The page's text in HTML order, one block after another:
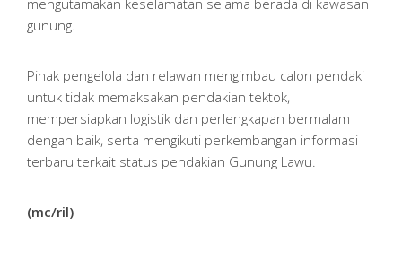
gunung.
Pihak pengelola dan relawan mengimbau calon pendaki
untuk tidak memaksakan pendakian tektok,
mempersiapkan logistik dan perlengkapan bermalam
dengan baik, serta mengikuti perkembangan informasi
terbaru terkait status pendakian Gunung Lawu.
(mc/ril)